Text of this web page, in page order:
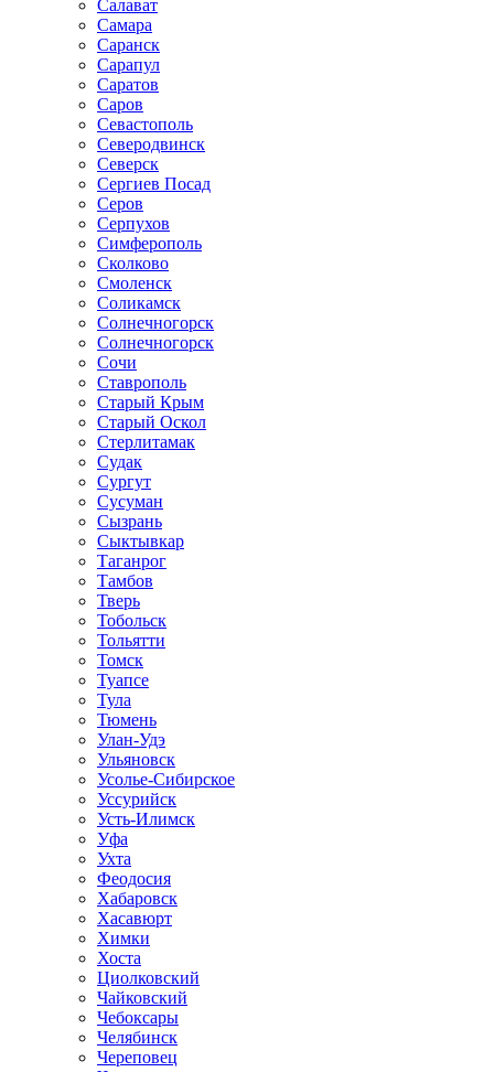
Салават
Самара
Саранск
Сарапул
Саратов
Саров
Севастополь
Северодвинск
Северск
Сергиев Посад
Серов
Серпухов
Симферополь
Сколково
Смоленск
Соликамск
Солнечногорск
Солнечногорск
Сочи
Ставрополь
Старый Крым
Старый Оскол
Стерлитамак
Судак
Сургут
Сусуман
Сызрань
Сыктывкар
Таганрог
Тамбов
Тверь
Тобольск
Тольятти
Томск
Туапсе
Тула
Тюмень
Улан-Удэ
Ульяновск
Усолье-Сибирское
Уссурийск
Усть-Илимск
Уфа
Ухта
Феодосия
Хабаровск
Хасавюрт
Химки
Хоста
Циолковский
Чайковский
Чебоксары
Челябинск
Череповец